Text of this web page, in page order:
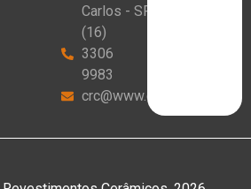
Carlos - SP
(16)
3306
9983
crc@www.crceram.com.br